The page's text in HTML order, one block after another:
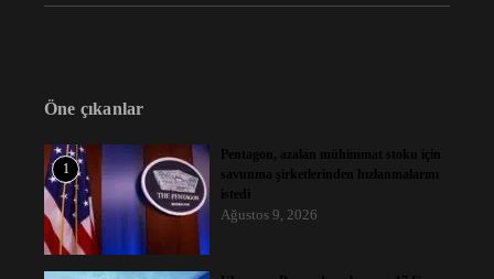
Öne çıkanlar
1
Pentagon, azalan mühimmat stoku için
savunma şirketlerinden hızlanmalarını
istedi
Ağustos 9, 2026